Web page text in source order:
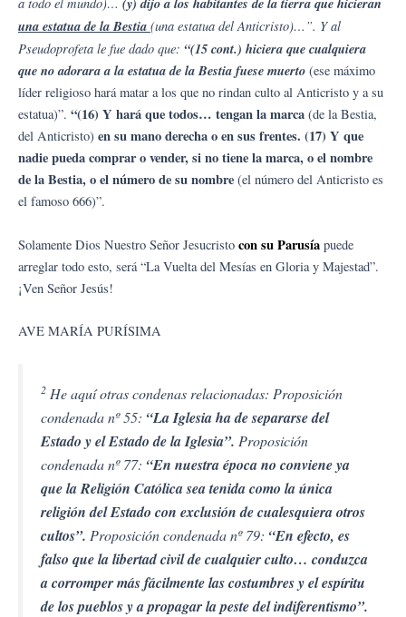
una estatua de la Bestia (una estatua del Anticristo)…”. Y al
Pseudoprofeta le fue dado que: “(15 cont.) hiciera que cualquiera
que no adorara a la estatua de la Bestia fuese muerto (ese máximo
líder religioso hará matar a los que no rindan culto al Anticristo y a su
estatua)”. “(16) Y hará que todos… tengan la marca (de la Bestia,
del Anticristo) en su mano derecha o en sus frentes. (17) Y que
nadie pueda comprar o vender, si no tiene la marca, o el nombre
de la Bestia, o el número de su nombre (el número del Anticristo es
el famoso 666)”.
Solamente Dios Nuestro Señor Jesucristo con su Parusía puede
arreglar todo esto, será “La Vuelta del Mesías en Gloria y Majestad”.
¡Ven Señor Jesús!
AVE MARÍA PURÍSIMA
2 He aquí otras condenas relacionadas: Proposición
condenada nº 55: “La Iglesia ha de separarse del
Estado y el Estado de la Iglesia”. Proposición
condenada nº 77: “En nuestra época no conviene ya
que la Religión Católica sea tenida como la única
religión del Estado con exclusión de cualesquiera otros
cultos”. Proposición condenada nº 79: “En efecto, es
falso que la libertad civil de cualquier culto… conduzca
a corromper más fácilmente las costumbres y el espíritu
de los pueblos y a propagar la peste del indiferentismo”.